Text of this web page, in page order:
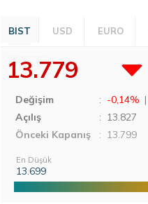
BIST USD EURO
13.779
Değişim : -0,14% |
Açılış
: 13.827
Önceki Kapanış
: 13.799
En Düşük
13.699